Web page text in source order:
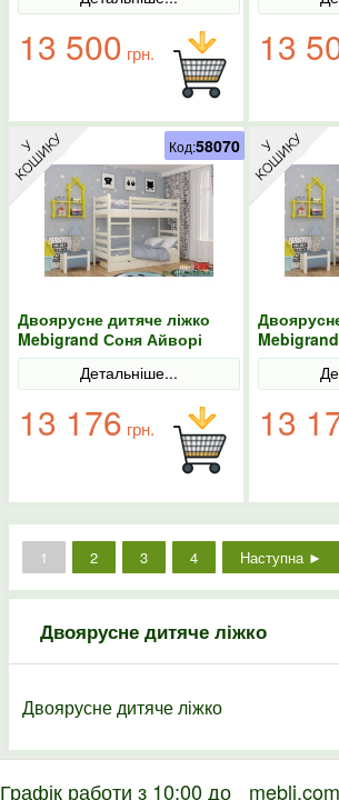
13 500 грн. 13
Двоярусне дитяче ліжко
Mebigrand Соня Айворі
(S0505Y30R) 70х200 з
ящикамиДетальніше...
13 176 грн.
Код:58070
ящиками
13
1 2 3 4 Наступна ►
Двоярусне дитяче ліжко
Двоярусне дитяче ліжко
Графік работи з 10:00 до